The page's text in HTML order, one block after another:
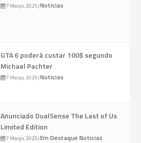
7 Março, 2025|Noticias
GTA 6 poderá custar 100$ segundo
Michael Pachter
7 Março, 2025|Noticias
Anunciado DualSense The Last of Us
Limited Edition
7 Março, 2025|Em Destaque Noticias